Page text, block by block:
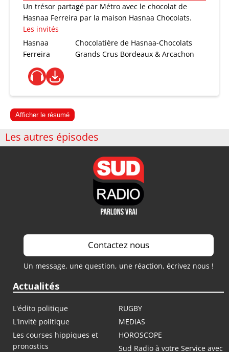
Un trésor partagé par Métro avec le chocolat de
Hasnaa Ferreira par la maison Hasnaa Chocolats.
Les invités
Hasnaa
Ferreira
Chocolatière de Hasnaa-Chocolats
Grands Crus Bordeaux & Arcachon
Afficher le résumé
Les autres épisodes
Contactez nous
Un message, une question, une réaction, écrivez nous !
Actualités
L'édito politique
RUGBY
L'invité politique
MEDIAS
Les courses hippiques et
pronostics
HOROSCOPE
Sud Radio à votre Service avec